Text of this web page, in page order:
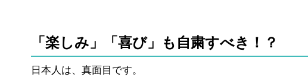
「楽しみ」「喜び」も自粛すべき！？
日本人は、真面目です。